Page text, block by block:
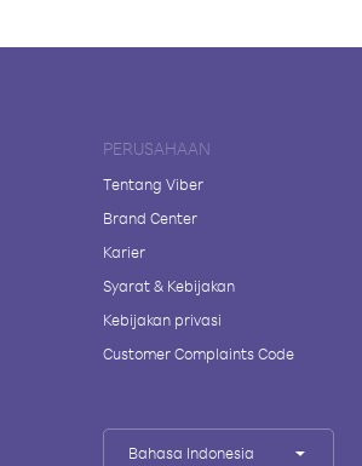
PERUSAHAAN
Tentang Viber
Brand Center
Karier
Syarat & Kebijakan
Kebijakan privasi
Customer Complaints Code
Bahasa Indonesia